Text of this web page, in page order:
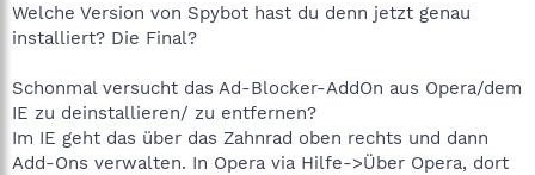
Welche Version von Spybot hast du denn jetzt genau
installiert? Die Final?
Schonmal versucht das Ad-Blocker-AddOn aus Opera/dem
IE zu deinstallieren/ zu entfernen?
Im IE geht das über das Zahnrad oben rechts und dann
Add-Ons verwalten. In Opera via Hilfe->Über Opera, dort